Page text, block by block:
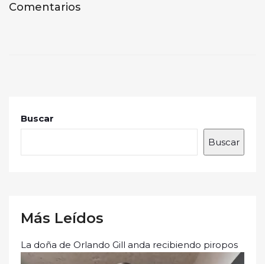
Comentarios
Buscar
Buscar
Más Leídos
La doña de Orlando Gill anda recibiendo piropos